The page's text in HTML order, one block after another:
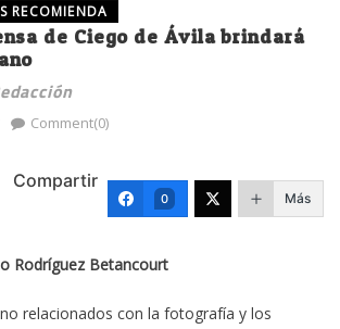
RECOMIENDA
de Ciego de Ávila brindará
Comment(0)
Compartir
0 Más
Rodríguez Betancourt
relacionados con la fotografía y los